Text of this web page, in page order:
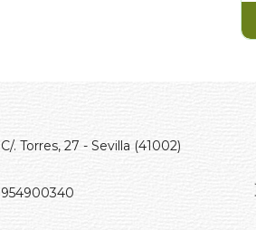
C/. Torres, 27 - Sevilla (41002)
954900340